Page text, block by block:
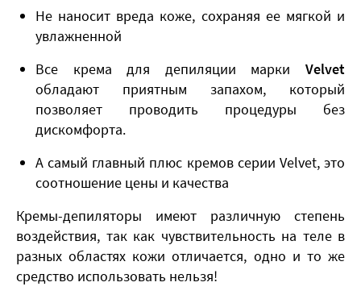
Не наносит вреда коже, сохраняя ее мягкой и
увлажненной
Все крема для депиляции марки Velvet
обладают приятным запахом, который
позволяет проводить процедуры без
дискомфорта.
А самый главный плюс кремов серии Velvet, это
соотношение цены и качества
Кремы-депиляторы имеют различную степень
воздействия, так как чувствительность на теле в
разных областях кожи отличается, одно и то же
средство использовать нельзя!